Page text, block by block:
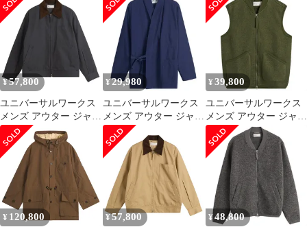
ツ Universal Workslub
Sateen Zip Liner Jacket
Olive オリーブ
ド Universal Works
Harris Tweed Plaid Easy
Jacket Gold ゴールド
Universal Works Bakers
Jacket Light Olive オリ
ーブ
¥57,800
ユニバーサルワークス
メンズ アウター ジャケ
ット・ブルゾン
Universal Works
Presented by END Rose
Bowl Jacket Black ブラ
ック
¥29,980
ユニバーサルワークス
メンズ アウター ジャケ
ット・ブルゾン
Universal Workseersucker
Kyoto Work Jacket
Washed Indigo インディ
¥ 39,800
ユニバーサルワークス
メンズ アウター ジャケ
ット・ブルゾン ウール
フリース Universal
Works Wool Fleece Zip
Bomber Presented by
END Oliv
¥ 120,800 ¥57,800 ¥48,800